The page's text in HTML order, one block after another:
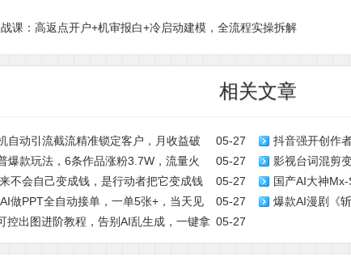
课：高返点开户+机审报白+冷启动建模，全流程实操拆解
相关文章
05-27
自动引流截流精准锁定客户，月收益破
抖音强开创作
测试
05-27
爆款玩法，6条作品涨粉3.7W，流量火
作，可撸创作者伙伴计划
影视台词混剪
锁平台双重收
05-27
不会自己变成钱，是行动者把它变成钱
国产AI大神
+提示词
05-27
做PPT全自动接单，一单5张+，当天见
爆款AI漫剧《
05-27
控出图进阶教程，告别AI乱生成，一键拿